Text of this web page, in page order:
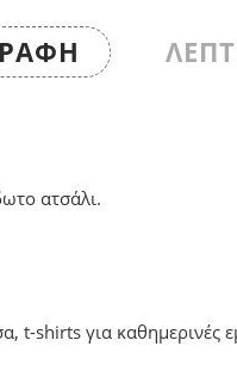
ατσάλι.
shirts για καθημερινές